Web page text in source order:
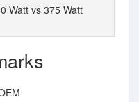
Watt vs 375 Watt